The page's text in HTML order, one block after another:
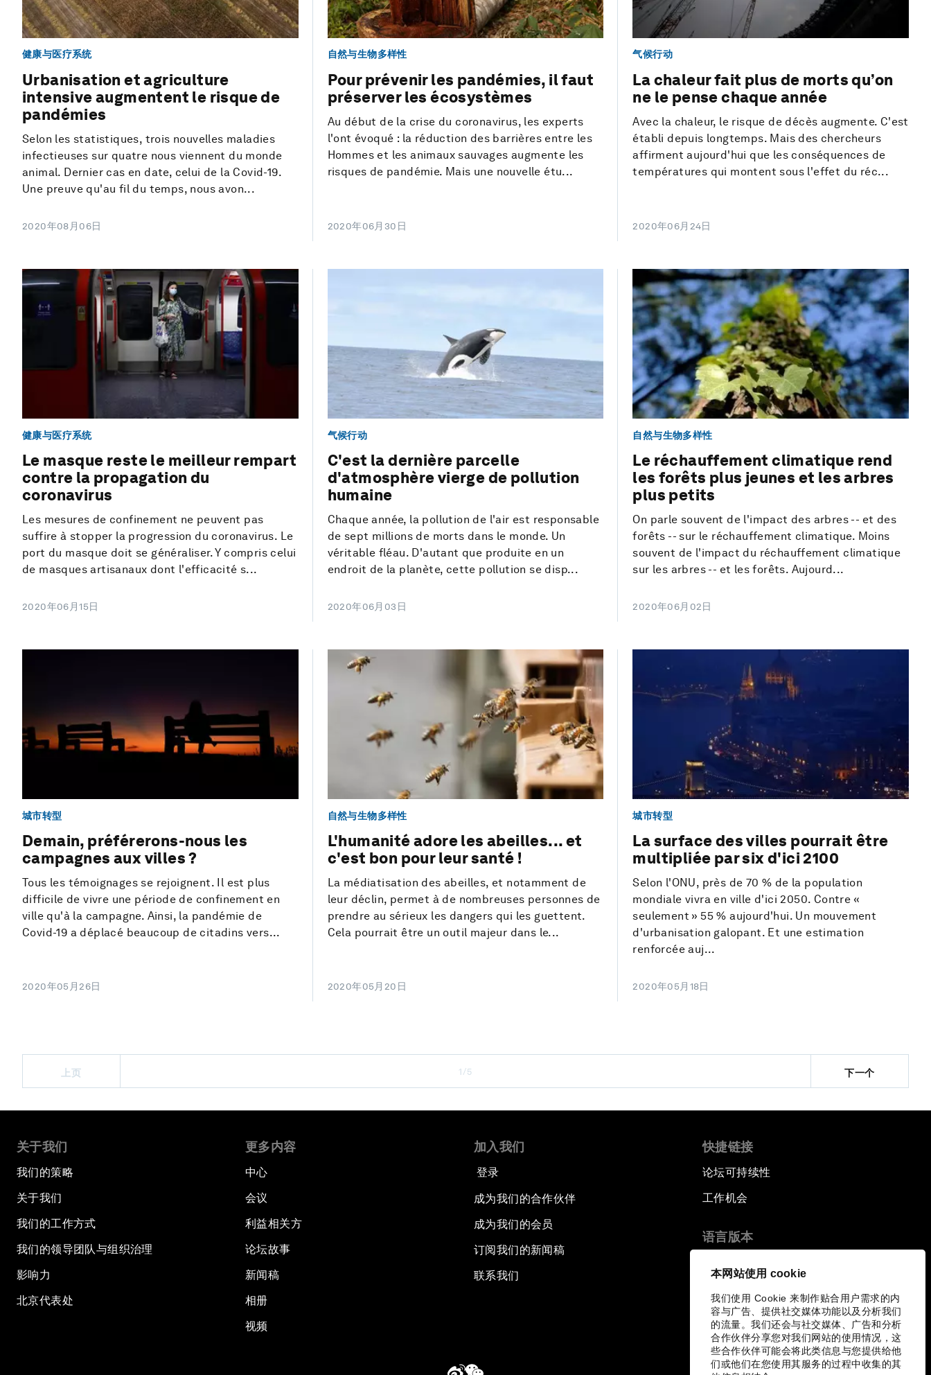
本网站使用 cookie
我们使用 Cookie 来制作贴合用户需求的内
容与广告、提供社交媒体功能以及分析我们
的流量。我们还会与社交媒体、广告和分析
合作伙伴分享您对我们网站的使用情况，这
些合作伙伴可能会将此类信息与您提供给他
们或他们在您使用其服务的过程中收集的其
健康与医疗系统
Urbanisation et agriculture
intensive augmentent le risque de
pandémies
Selon les statistiques, trois nouvelles maladies
infectieuses sur quatre nous viennent du monde
animal. Dernier cas en date, celui de la Covid-19.
Une preuve qu'au fil du temps, nous avon...
2020年08月06日
自然与生物多样性
Pour prévenir les pandémies, il faut
préserver les écosystèmes
Au début de la crise du coronavirus, les experts
l'ont évoqué : la réduction des barrières entre les
Hommes et les animaux sauvages augmente les
risques de pandémie. Mais une nouvelle étu...
2020年06月30日
气候行动
La chaleur fait plus de morts qu’on
ne le pense chaque année
Avec la chaleur, le risque de décès augmente. C'est
établi depuis longtemps. Mais des chercheurs
affirment aujourd'hui que les conséquences de
températures qui montent sous l'effet du réc...
2020年06月24日
健康与医疗系统
Le masque reste le meilleur rempart
contre la propagation du
coronavirus
Les mesures de confinement ne peuvent pas
suffire à stopper la progression du coronavirus. Le
port du masque doit se généraliser. Y compris celui
de masques artisanaux dont l'efficacité s...
2020年06月15日
气候行动
C'est la dernière parcelle
d'atmosphère vierge de pollution
humaine
Chaque année, la pollution de l'air est responsable
de sept millions de morts dans le monde. Un
véritable fléau. D'autant que produite en un
endroit de la planète, cette pollution se disp...
2020年06月03日
自然与生物多样性
Le réchauffement climatique rend
les forêts plus jeunes et les arbres
plus petits
On parle souvent de l'impact des arbres -- et des
forêts -- sur le réchauffement climatique. Moins
souvent de l'impact du réchauffement climatique
sur les arbres -- et les forêts. Aujourd...
2020年06月02日
城市转型
Demain, préférerons-nous les
campagnes aux villes ?
Tous les témoignages se rejoignent. Il est plus
difficile de vivre une période de confinement en
ville qu'à la campagne. Ainsi, la pandémie de
Covid-19 a déplacé beaucoup de citadins vers...
2020年05月26日
自然与生物多样性
L'humanité adore les abeilles... et
c'est bon pour leur santé !
La médiatisation des abeilles, et notamment de
leur déclin, permet à de nombreuses personnes de
prendre au sérieux les dangers qui les guettent.
Cela pourrait être un outil majeur dans le...
2020年05月20日
城市转型
La surface des villes pourrait être
multipliée par six d'ici 2100
Selon l'ONU, près de 70 % de la population
mondiale vivra en ville d'ici 2050. Contre «
seulement » 55 % aujourd'hui. Un mouvement
d'urbanisation galopant. Et une estimation
renforcée auj...
2020年05月18日
上页 1/5 下一个
关于我们
我们的策略
关于我们
我们的工作方式
我们的领导团队与组织治理
影响力
北京代表处
更多内容
中心
会议
利益相关方
论坛故事
新闻稿
相册
视频
加入我们
登录
成为我们的合作伙伴
成为我们的会员
订阅我们的新闻稿
联系我们
快捷链接
论坛可持续性
工作机会
语言版本